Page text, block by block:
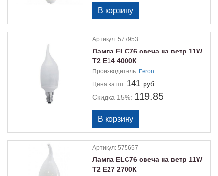
Артикул:577953
Лампа ELС76 свеча на ветр 11W
Т2 Е14 4000К
Производитель: Feron
Цена за шт: 141 руб.
Скидка 15%: 119.85
Артикул:575657
Лампа ELС76 свеча на ветр 11W
Т2 Е27 2700К